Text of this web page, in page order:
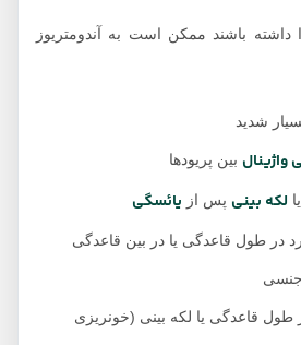
باشند ممکن است به آندومتریوز
بین پریودها
بینی پس ازیائسگی
طول قاعدگی یا در بین قاعدگی
یا لکه بینی (خونریزی